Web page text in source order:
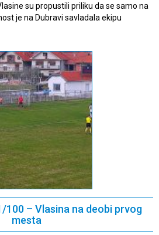
su propustili priliku da se samo na
je na Dubravi savladala ekipu
100 – Vlasina na deobi prvog
mesta